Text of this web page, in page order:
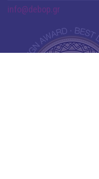
info@debop.gr